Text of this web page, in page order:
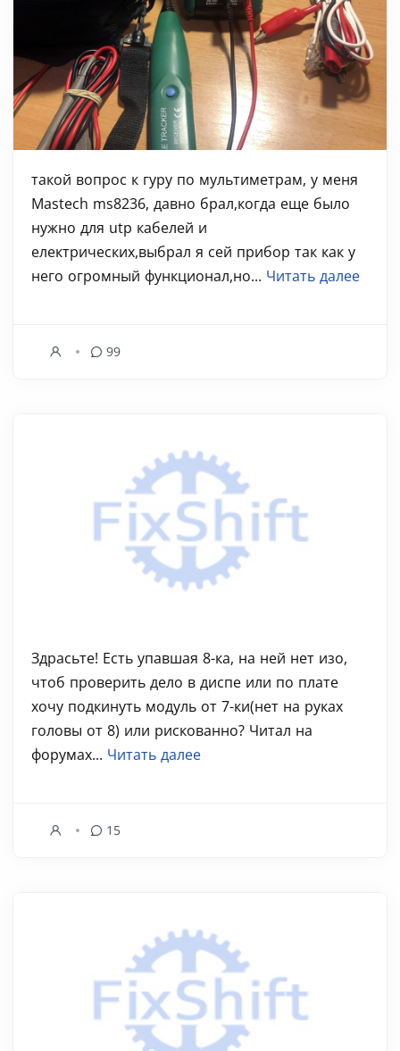
такой вопрос к гуру по мультиметрам, у меня
Mastech ms8236, давно брал,когда еще было
нужно для utp кабелей и
електрических,выбрал я сей прибор так как у
него огромный функционал,но... Читать далее
99
Здрасьте! Есть упавшая 8-ка, на ней нет изо,
чтоб проверить дело в диспе или по плате
хочу подкинуть модуль от 7-ки(нет на руках
головы от 8) или рискованно? Читал на
форумах... Читать далее
15